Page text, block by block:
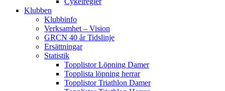
Klubben
Klubbinfo
Verksamhet – Vision
GRCN 40 år Tidslinje
Ersättningar
Statistik
Topplistor Löpning Damer
Topplista löpning herrar
Topplistor Triathlon Damer